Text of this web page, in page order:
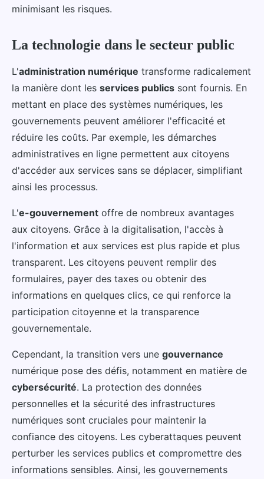
minimisant les risques.
La technologie dans le secteur public
L'administration numérique transforme radicalement
la manière dont les services publics sont fournis. En
mettant en place des systèmes numériques, les
gouvernements peuvent améliorer l'efficacité et
réduire les coûts. Par exemple, les démarches
administratives en ligne permettent aux citoyens
d'accéder aux services sans se déplacer, simplifiant
ainsi les processus.
L'e-gouvernement offre de nombreux avantages
aux citoyens. Grâce à la digitalisation, l'accès à
l'information et aux services est plus rapide et plus
transparent. Les citoyens peuvent remplir des
formulaires, payer des taxes ou obtenir des
informations en quelques clics, ce qui renforce la
participation citoyenne et la transparence
gouvernementale.
Cependant, la transition vers une gouvernance
numérique pose des défis, notamment en matière de
cybersécurité. La protection des données
personnelles et la sécurité des infrastructures
numériques sont cruciales pour maintenir la
confiance des citoyens. Les cyberattaques peuvent
perturber les services publics et compromettre des
informations sensibles. Ainsi, les gouvernements